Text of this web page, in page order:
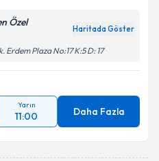
Özel
Haritada Göster
Plaza No:17 K:5 D: 17
Yarın
11:00 Daha Fazla